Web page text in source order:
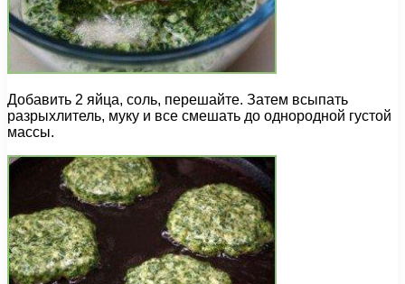
Добавить 2 яйца, соль, перешайте. Затем всыпать
разрыхлитель, муку и все смешать до однородной густой
массы.